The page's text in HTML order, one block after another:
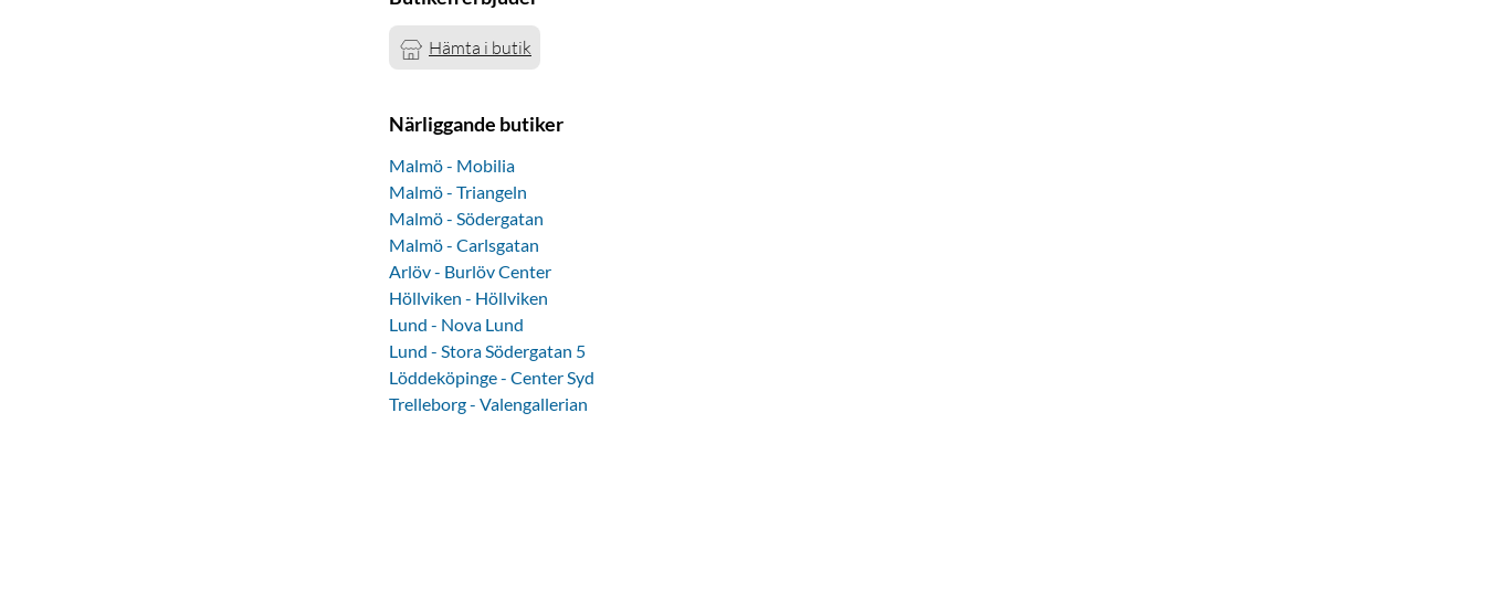
Hämta i butik
Närliggande butiker
Malmö - Mobilia
Malmö - Triangeln
Malmö - Södergatan
Malmö - Carlsgatan
Arlöv - Burlöv Center
Höllviken - Höllviken
Lund - Nova Lund
Lund - Stora Södergatan 5
Löddeköpinge - Center Syd
Trelleborg - Valengallerian